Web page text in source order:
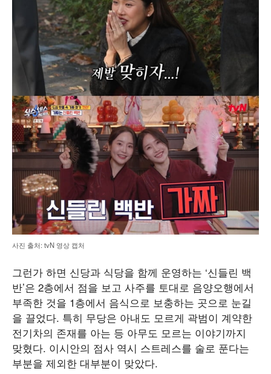
사진 출처: tvN 영상 캡처
그런가 하면 신당과 식당을 함께 운영하는 ‘신들린 백
반’은 2층에서 점을 보고 사주를 토대로 음양오행에서
부족한 것을 1층에서 음식으로 보충하는 곳으로 눈길
을 끌었다. 특히 무당은 아내도 모르게 곽범이 계약한
전기차의 존재를 아는 등 아무도 모르는 이야기까지
맞혔다. 이시안의 점사 역시 스트레스를 술로 푼다는
부분을 제외한 대부분이 맞았다.